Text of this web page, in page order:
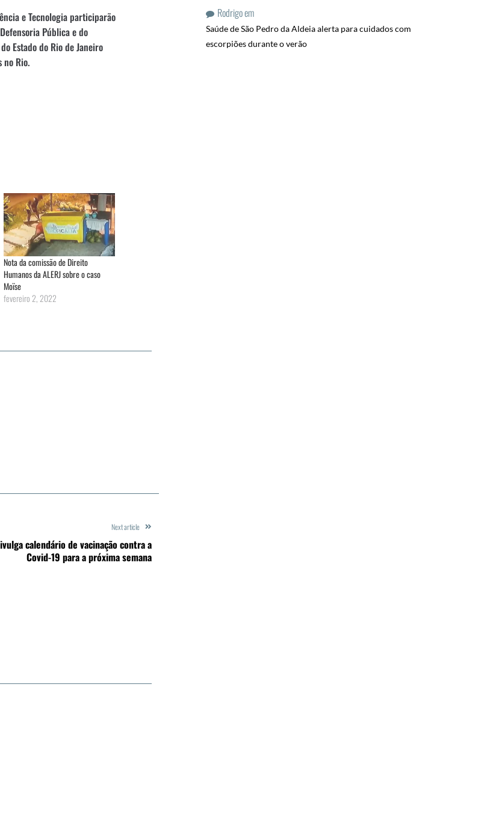
e Tecnologia participarão
Pública e do
Estado do Rio de Janeiro
no Rio.
Nota da comissão de Direito
Humanos da ALERJ sobre o caso
Moïse
fevereiro 2, 2022
Next article
calendário de vacinação contra a
Covid-19 para a próxima semana
Rodrigoem
Saúde de São Pedro da Aldeia alerta para cuidados com
escorpiões durante o verão